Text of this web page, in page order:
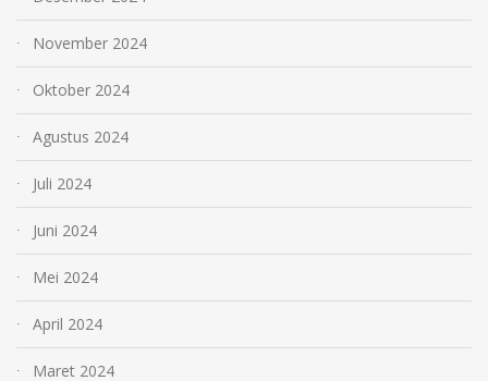
November 2024
Oktober 2024
Agustus 2024
Juli 2024
Juni 2024
Mei 2024
April 2024
Maret 2024